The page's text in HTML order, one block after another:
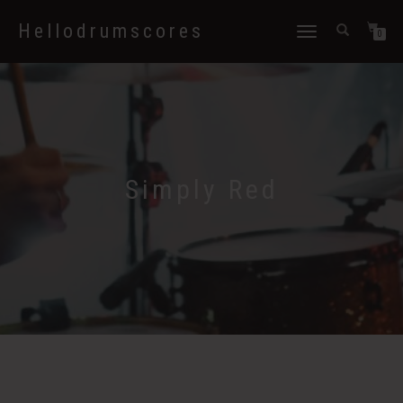
Hellodrumscores
Déplier
navigation
0
Simply Red